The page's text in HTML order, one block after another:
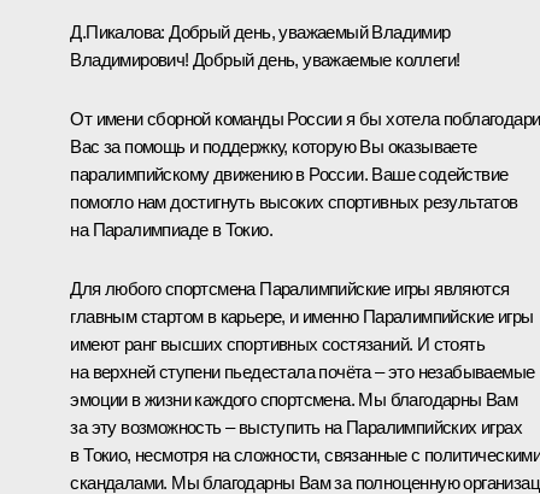
Д.Пикалова:Добрый день, уважаемый Владимир
Владимирович! Добрый день, уважаемые коллеги!
От имени сборной команды России я бы хотела
Вас за помощь и поддержку, которую Вы оказываете
паралимпийскому движению в России. Ваше содействие
помогло нам достигнуть высоких спортивных результатов
на Паралимпиаде в Токио.
Для любого спортсмена Паралимпийские игры являются
главным стартом в карьере, и именно Паралимпийские игры
имеют ранг высших спортивных состязаний. И стоять
на верхней ступени пьедестала почёта ‒ это незабываемые
эмоции в жизни каждого спортсмена. Мы благодарны Вам
за эту возможность – выступить на Паралимпийских играх
в Токио, несмотря на сложности, связанные с
скандалами. Мы благодарны Вам за полноценную